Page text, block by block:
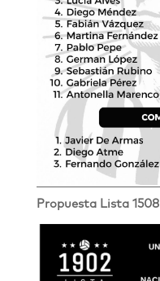
Propuesta Lista 1508